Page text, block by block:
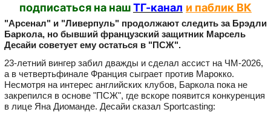
подписаться на нашТГ-канал и паблик ВК
"Арсенал" и "Ливерпуль" продолжают следить за Брэдли
Баркола, но бывший французский защитник Марсель
Десайи советует ему остаться в "ПСЖ".
23-летний вингер забил дважды и сделал ассист на ЧМ-2026,
а в четвертьфинале Франция сыграет против Марокко.
Несмотря на интерес английских клубов, Баркола пока не
закрепился в основе "ПСЖ", где вскоре появится конкуренция
в лице Яна Диоманде. Десайи сказал Sportcasting: